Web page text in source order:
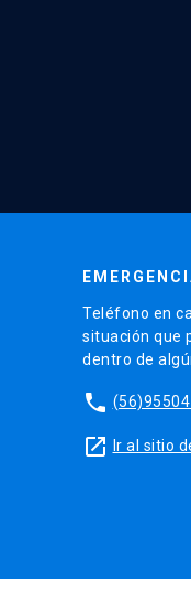
Teléfono en
situación que
dentro de
phone
launch Ir al sitio